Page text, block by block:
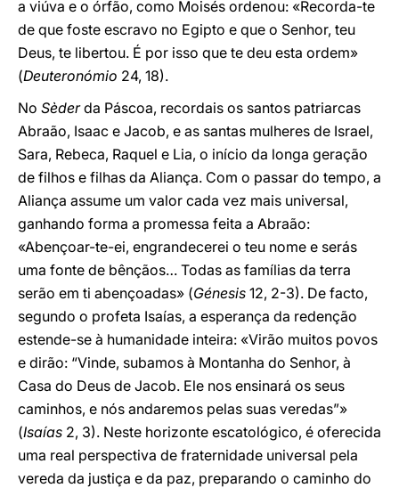
a viúva e o órfão, como Moisés ordenou: «Recorda-te
de que foste escravo no Egipto e que o Senhor, teu
Deus, te libertou. É por isso que te deu esta ordem»
(Deuteronómio 24, 18).
No Sèderda Páscoa, recordais os santos patriarcas
Abraão, Isaac e Jacob, e as santas mulheres de Israel,
Sara, Rebeca, Raquel e Lia, o início da longa geração
de filhos e filhas da Aliança. Com o passar do tempo, a
Aliança assume um valor cada vez mais universal,
ganhando forma a promessa feita a Abraão:
«Abençoar-te-ei, engrandecerei o teu nome e serás
uma fonte de bênçãos… Todas as famílias da terra
serão em ti abençoadas» (Génesis 12, 2-3). De facto,
segundo o profeta Isaías, a esperança da redenção
estende-se à humanidade inteira: «Virão muitos povos
e dirão: “Vinde, subamos à Montanha do Senhor, à
Casa do Deus de Jacob. Ele nos ensinará os seus
caminhos, e nós andaremos pelas suas veredas”»
(Isaías 2, 3). Neste horizonte escatológico, é oferecida
uma real perspectiva de fraternidade universal pela
vereda da justiça e da paz, preparando o caminho do